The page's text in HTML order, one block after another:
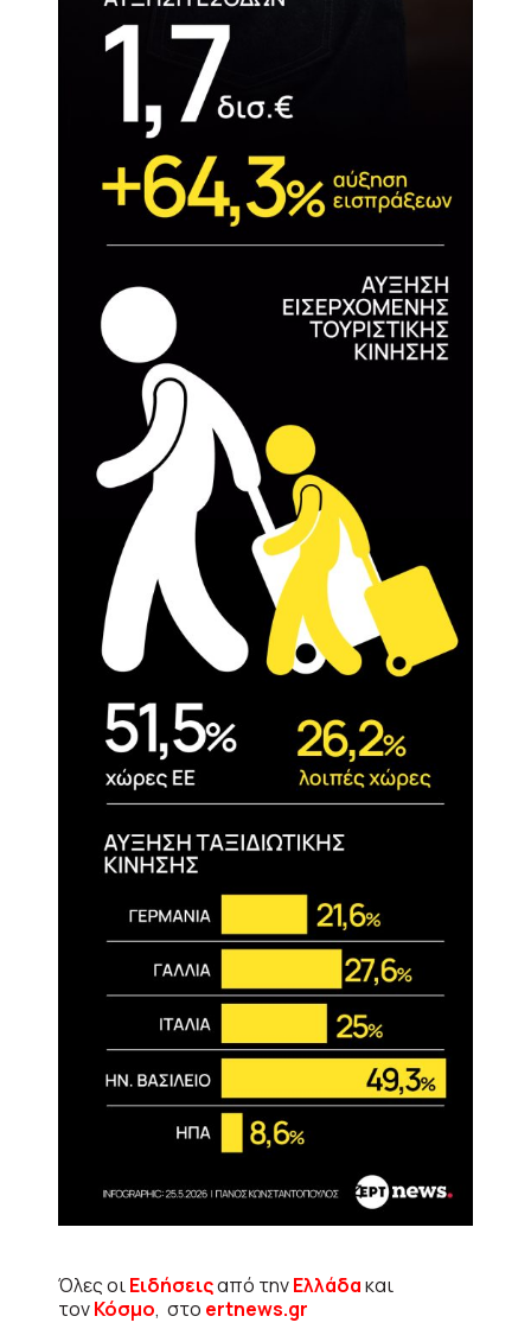
Όλες οιΕιδήσειςαπό τηνΕλλάδακαι
τονΚόσμο, στο ertnews.gr